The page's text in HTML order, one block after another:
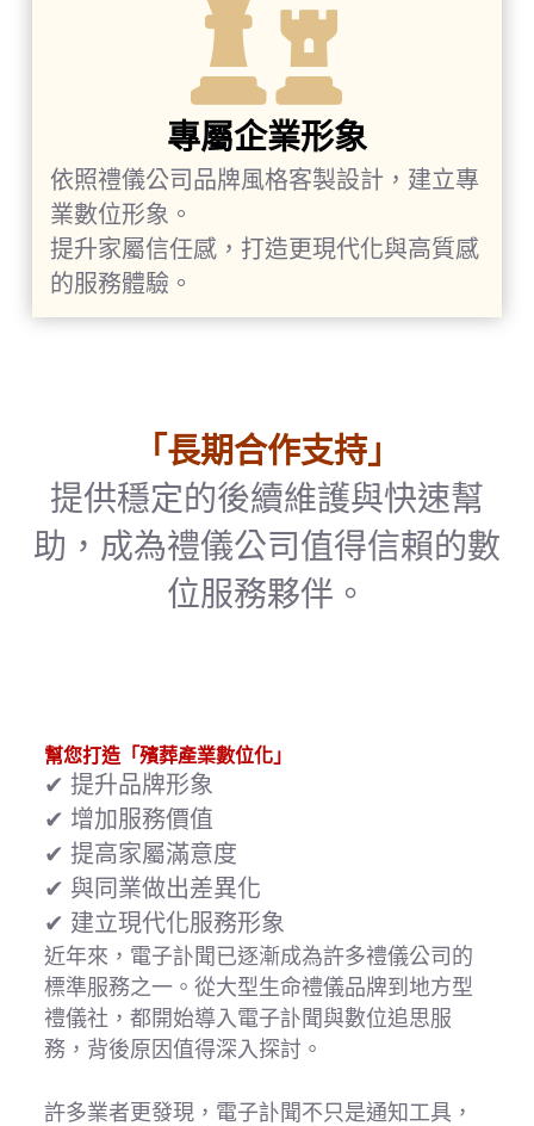
專屬企業形象
依照禮儀公司品牌風格客製設計，建立專
業數位形象。
提升家屬信任感，打造更現代化與高質感
的服務體驗。
「長期合作支持」
提供穩定的後續維護與快速幫
助，成為禮儀公司值得信賴的數
位服務夥伴。
幫您打造「殯葬產業數位化」
✔ 提升品牌形象
✔ 增加服務價值
✔ 提高家屬滿意度
✔ 與同業做出差異化
✔ 建立現代化服務形象
近年來，電子訃聞已逐漸成為許多禮儀公司的
標準服務之一。從大型生命禮儀品牌到地方型
禮儀社，都開始導入電子訃聞與數位追思服
務，背後原因值得深入探討。
許多業者更發現，電子訃聞不只是通知工具，